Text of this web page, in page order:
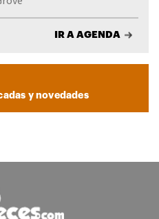
IR A AGENDA
y novedades